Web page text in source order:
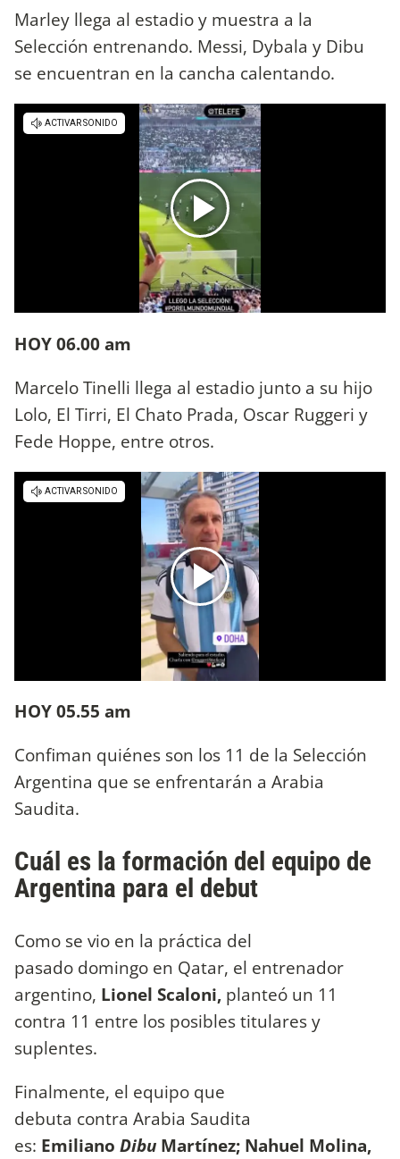
Marley llega al estadio y muestra a la
Selección entrenando. Messi, Dybala y Dibu
se encuentran en la cancha calentando.
HOY 06.00 am
Marcelo Tinelli llega al estadio junto a su hijo
Lolo, El Tirri, El Chato Prada, Oscar Ruggeri y
Fede Hoppe, entre otros.
HOY 05.55 am
Confiman quiénes son los 11 de la Selección
Argentina que se enfrentarán a Arabia
Saudita.
Cuál es la formación del equipo de
Argentina para el debut
Como se vio en la práctica del
pasado domingo en Qatar, el entrenador
argentino, Lionel Scaloni, planteó un 11
contra 11 entre los posibles titulares y
suplentes.
Finalmente, el equipo que
debuta contra Arabia Saudita
es: Emiliano Dibu Martínez; Nahuel Molina,